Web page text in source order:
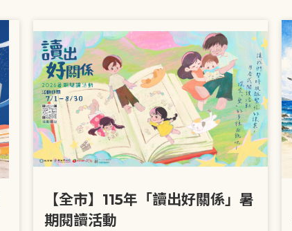
【全市】115年「讀出好關係」暑
期閱讀活動